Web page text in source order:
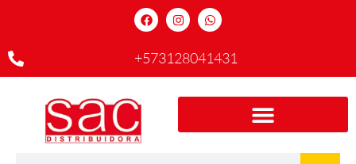
+573128041431